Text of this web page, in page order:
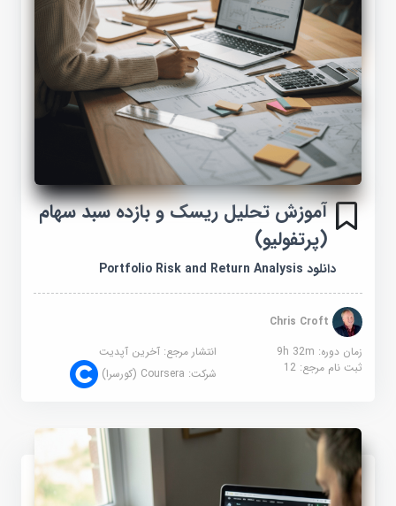
آموزش تحلیل ریسک و بازده سبد سهام
(پرتفولیو)
دانلود Portfolio Risk and Return Analysis
Chris Croft
زمان دوره: 9h 32m
انتشار مرجع:آخرین آپدیت
ثبت نام مرجع:12 شرکت:Coursera (کورسرا)